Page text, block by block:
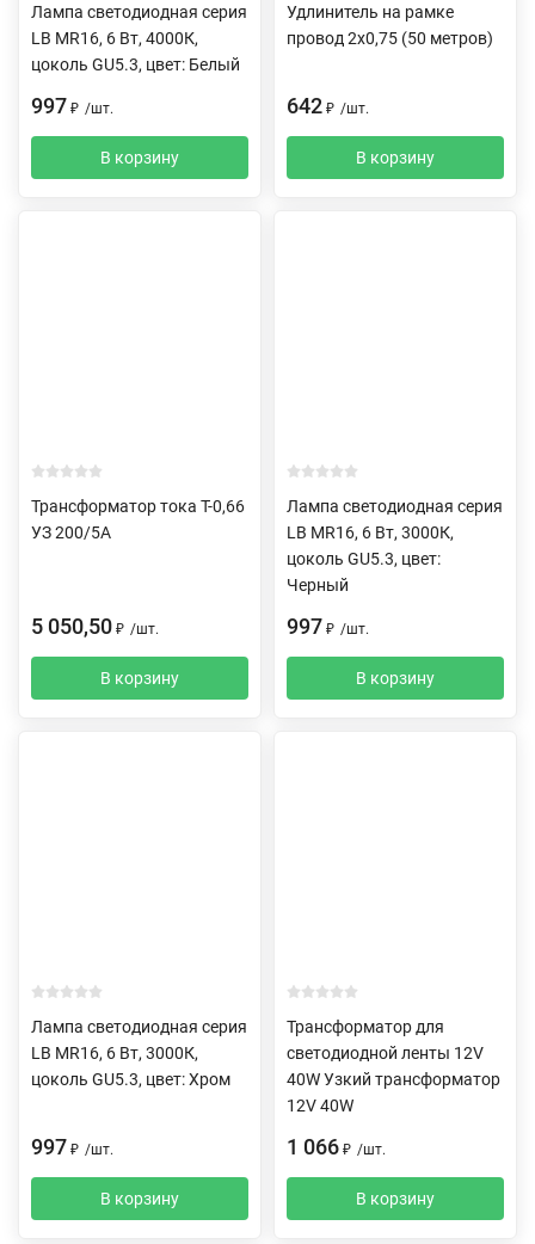
Лампа светодиодная серия
LB MR16, 6 Вт, 4000К,
цоколь GU5.3, цвет: Белый
997 ₽ /шт.
В корзину
Удлинитель на рамке
провод 2х0,75 (50 метров)
642 ₽ /шт.
В корзину
Трансформатор тока Т-0,66
УЗ 200/5А
5 050,50 ₽ /шт.
В корзину
Лампа светодиодная серия
LB MR16, 6 Вт, 3000К,
цоколь GU5.3, цвет:
Черный
997 ₽ /шт.
В корзину
Лампа светодиодная серия
LB MR16, 6 Вт, 3000К,
цоколь GU5.3, цвет: Хром
997 ₽ /шт.
В корзину
Трансформатор для
светодиодной ленты 12V
40W Узкий трансформатор
12V 40W
1 066 ₽ /шт.
В корзину